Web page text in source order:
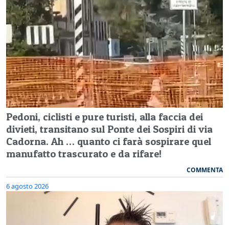
Pedoni, ciclisti e pure turisti, alla faccia dei
divieti, transitano sul Ponte dei Sospiri di via
Cadorna. Ah … quanto ci farà sospirare quel
manufatto trascurato e da rifare!
COMMENTA
6 agosto 2026